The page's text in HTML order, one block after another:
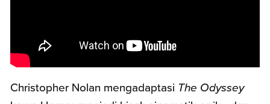
Christopher Nolan mengadaptasi The Odyssey